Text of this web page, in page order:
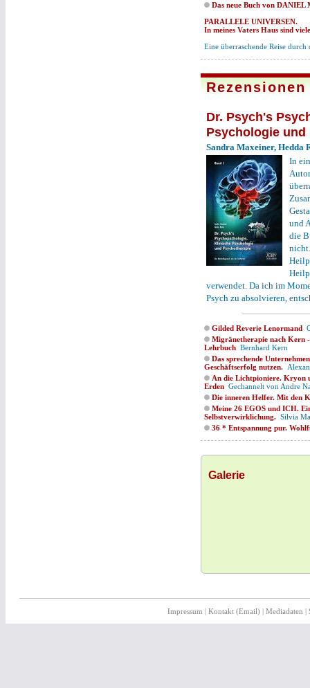
Das neue Buch von DANIEL
PARALLELE UNIVERSEN.
In meines Vaters Haus sind
Eine überraschende Reise
Rezensionen
Dr. Psych's
Psychologie und
Sandra Maxeiner, Hedda
In
und
die
verwendet. Da ich im
Psych zu absolvieren,
Gilded Reverie Lenormand
Migränetherapie nach Kern
Lehrbuch Bernhard Kern
Das sprechende
Geschäftserfolg nutzen.
An die Lichtpioniere. Kryon
Erden Gechannelt von Andre
Die inneren Helfer. Mit den
Meine 26 EGOS und ICH.
Selbstverwirklichung. Silvia
36 * Entspannung pur.
Galerie
Impressum | Kontakt (Email) | Mediadaten |